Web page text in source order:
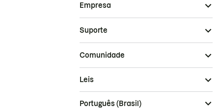
Empresa
Suporte
Comunidade
Leis
Português (Brasil)